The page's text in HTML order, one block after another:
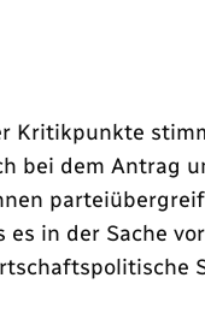
Kritikpunkte
bei dem Antrag
in der Sache